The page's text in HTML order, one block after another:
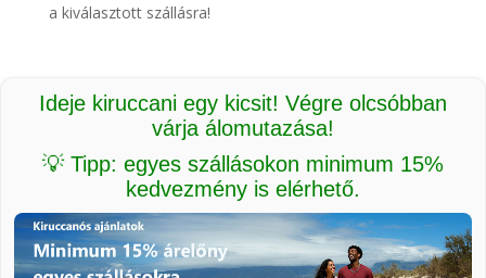
a kiválasztott szállásra!
Ideje kiruccani egy kicsit! Végre olcsóbban
várja álomutazása!
💡 Tipp: egyes szállásokon minimum 15%
kedvezmény is elérhető.